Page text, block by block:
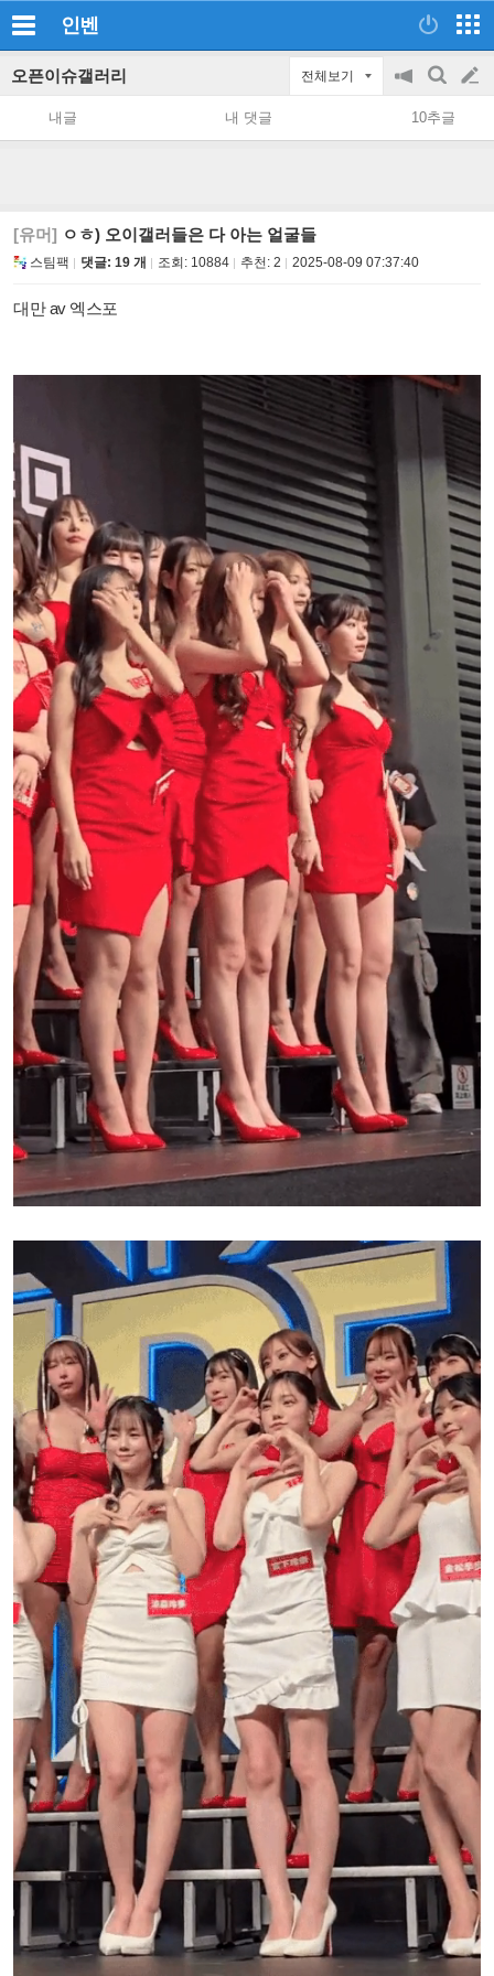
인벤
오픈이슈갤러리 전체보기
공
지
on/off
검
색
글
쓰
내글 내 댓글 10추글
[유머] ㅇㅎ) 오이갤러들은 다 아는 얼굴들
스팀팩 댓글: 19 개 조회: 10884 추천: 2 2025-08-09 07:37:40
대만 av 엑스포